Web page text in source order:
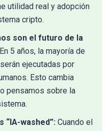
utilidad real y adopción
cripto.
son el futuro de la
En 5 años, la mayoría de
ejecutadas por
Esto cambia
pensamos sobre la
“IA-washed”: Cuando el